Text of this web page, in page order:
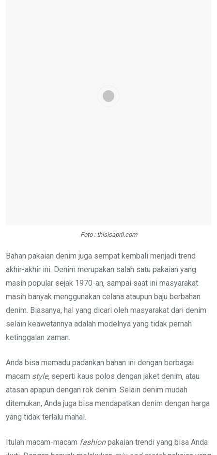
Foto : thisisapril.com
Bahan pakaian denim juga sempat kembali menjadi trend
akhir-akhir ini. Denim merupakan salah satu pakaian yang
masih popular sejak 1970-an, sampai saat ini masyarakat
masih banyak menggunakan celana ataupun baju berbahan
denim. Biasanya, hal yang dicari oleh masyarakat dari denim
selain keawetannya adalah modelnya yang tidak pernah
ketinggalan zaman.
Anda bisa memadu padankan bahan ini dengan berbagai
macam style, seperti kaus polos dengan jaket denim, atau
atasan apapun dengan rok denim. Selain denim mudah
ditemukan, Anda juga bisa mendapatkan denim dengan harga
yang tidak terlalu mahal.
Itulah macam-macam fashionpakaian trendi yang bisa Anda